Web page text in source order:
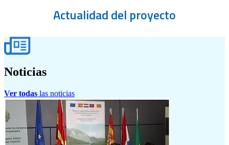
Actualidaddel proyecto
Noticias
Ver todas las noticias